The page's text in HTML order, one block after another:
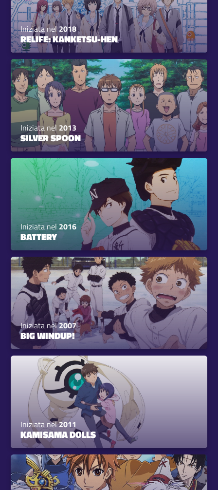
Iniziata nel2018
RELIFE: KANKETSU-HEN
Iniziata nel 2013
SILVER SPOON
Iniziata nel2016
BATTERY
Iniziata nel2007
BIG WINDUP!
Iniziata nel2011
KAMISAMA DOLLS